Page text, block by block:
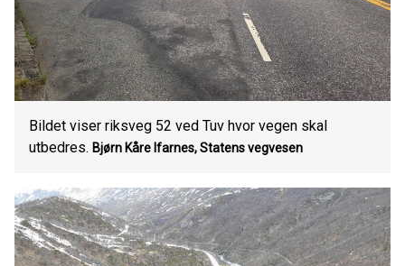
Bildet viser riksveg 52 ved Tuv hvor vegen skal
utbedres. Bjørn Kåre Ifarnes, Statens vegvesen